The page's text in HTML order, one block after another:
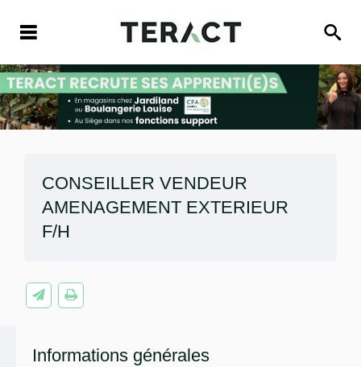
CONSEILLER VENDEUR
AMENAGEMENT EXTERIEUR
F/H
Informations générales